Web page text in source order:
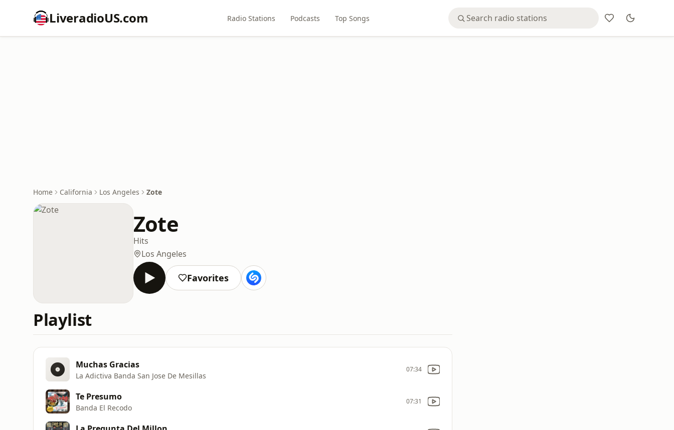
LiveradioUS.com Radio Stations Podcasts Top Songs
Home California Los Angeles Zote
Zote
Hits
Los Angeles
Favorites
Playlist
Muchas Gracias
La Adictiva Banda San Jose De Mesillas
07:34
Te Presumo
Banda El Recodo
07:31